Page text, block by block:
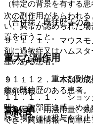
（特定の背景を有する
（合併症・既往歴等のあ
９．１．１． マウスモ
剤に過敏症又はハムス
歴のある患者。
９．１．２． 本剤の成
症の既往歴のある患者。
高齢者
次の副作用があらわれ
い、異常が認められた
置を行うこと。
重大な副作用
１１．１． 重大な副作
１１．１．１． ショッ
明）：胸部圧迫感、め
れた場合には投与を中止
薬剤情報
薬剤写真、用法用量、
でき、関連情報へ簡単